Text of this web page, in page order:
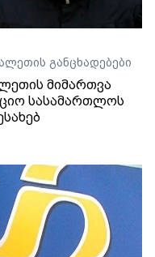
განცხადებები
მიმართვა
სასამართლოს